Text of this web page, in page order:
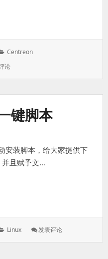
服务器健康状况的利器
分
Centreon
论
键脚本
安装脚本，给大家提供下
并且赋予文…
速 一键脚本
分
Linux 发表评论: 安